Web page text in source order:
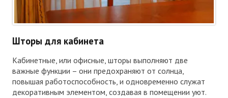
Шторы для кабинета
Кабинетные, или офисные, шторы выполняют две
важные функции – они предохраняют от солнца,
повышая работоспособность, и одновременно служат
декоративным элементом, создавая в помещении уют.